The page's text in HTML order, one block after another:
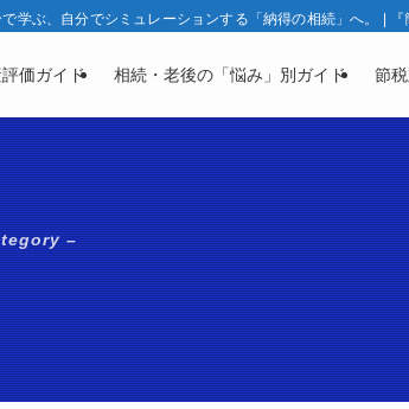
学ぶ、自分でシミュレーションする「納得の相続」へ。 |
価ガイド 相続・老後の「悩み」別ガイド 節
–